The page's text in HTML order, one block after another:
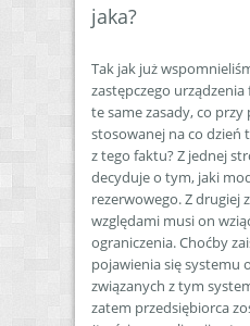
jaka?
Tak jak już
zastępczego
te same zasady, co
stosowanej na co dzień
z tego faktu? Z jednej
decyduje o tym, jaki
rezerwowego. Z drugiej
względami musi on
ograniczenia. Choćby
pojawienia się systemu
związanych z tym
zatem przedsiębiorca